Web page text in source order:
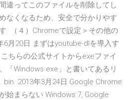
違ってこのファイルを削除してし
なくなるため、安全で分かりやす
. （４）Chromeで設定＞その他の
月20日 まずはyoutube-dlを導入す
ちらの公式サイトからexeファイ
「Windows exe」と書いてあるリ
bin 2013年3月24日 Google Chrome
始まらない Windows 7, Google